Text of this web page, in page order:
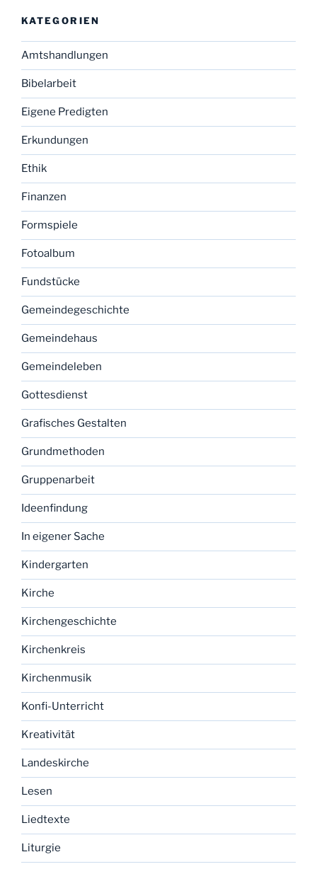
KATEGORIEN
Amtshandlungen
Bibelarbeit
Eigene Predigten
Erkundungen
Ethik
Finanzen
Formspiele
Fotoalbum
Fundstücke
Gemeindegeschichte
Gemeindehaus
Gemeindeleben
Gottesdienst
Grafisches Gestalten
Grundmethoden
Gruppenarbeit
Ideenfindung
In eigener Sache
Kindergarten
Kirche
Kirchengeschichte
Kirchenkreis
Kirchenmusik
Konfi-Unterricht
Kreativität
Landeskirche
Lesen
Liedtexte
Liturgie